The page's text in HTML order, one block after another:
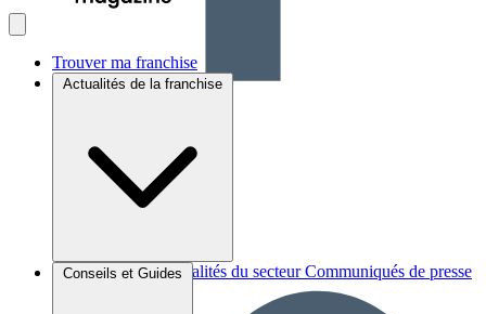
Trouver ma franchise
Actualités de la franchise
Brèves et actus Actualités du secteur Communiqués de presse
Conseils et Guides